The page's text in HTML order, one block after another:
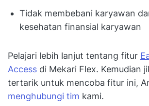
Tidak membebani karyawan
kesehatan finansial karyawan
Pelajari lebih lanjut tentang fitur
Access di Mekari Flex. Kemudian
tertarik untuk mencoba fitur ini,
menghubungi tim kami.